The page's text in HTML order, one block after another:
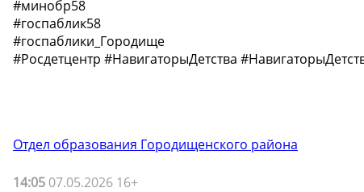
#минобр58
#госпаблик58
#госпаблики_Городище
#Росдетцентр #НавигаторыДетства
Отдел образования Городищенского района
14:05 07.05.2026 16+